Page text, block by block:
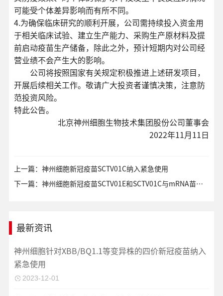
可能受个体差异影响而有所不同。
4.为确保临床研究的顺利开展，公司需持续投入资金用
于相关临床试验、建立生产能力、采购生产原材料及提
前启动疫苗生产储备，除此之外，预计短期内对公司经
营业绩不会产生大的影响。
公司将按照国家有关规定积极推进上述研发项目，
开展后续相关工作。敬请广大投资者谨慎决策，注意防
范投资风险。
特此公告。
北京神州细胞生物技术集团股份公司董事会
2022年11月11日
上一篇：神州细胞新冠疫苗SCTV01C纳入紧急使用
下一篇：神州细胞新冠疫苗SCTV01E和SCTV01C与mRNA苗头对头比较期中分析取得积极结果
最新资讯
神州细胞针对XBB/BQ1.1等变异株的四价新冠疫苗纳入
紧急使用
2023-12-01